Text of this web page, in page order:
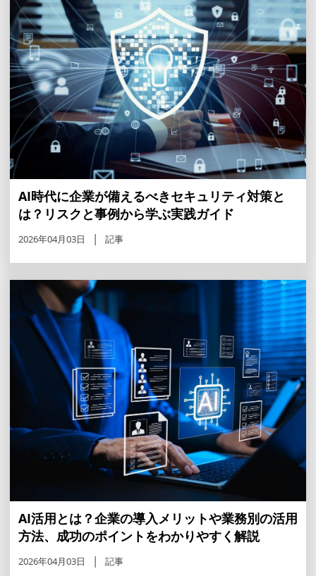
AI時代に企業が備えるべきセキュリティ対策と
は？リスクと事例から学ぶ実践ガイド
2026年04月03日 記事
AI活用とは？企業の導入メリットや業務別の活用
方法、成功のポイントをわかりやすく解説
2026年04月03日 記事